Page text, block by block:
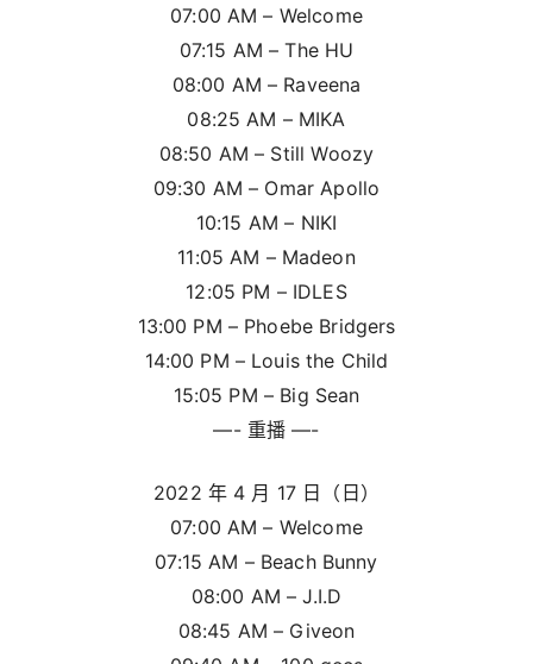
07:00 AM – Welcome
07:15 AM – The HU
08:00 AM – Raveena
08:25 AM – MIKA
08:50 AM – Still Woozy
09:30 AM – Omar Apollo
10:15 AM – NIKI
11:05 AM – Madeon
12:05 PM – IDLES
13:00 PM – Phoebe Bridgers
14:00 PM – Louis the Child
15:05 PM – Big Sean
—- 重播 —-
2022 年 4 月 17 日（日）
07:00 AM – Welcome
07:15 AM – Beach Bunny
08:00 AM – J.I.D
08:45 AM – Giveon